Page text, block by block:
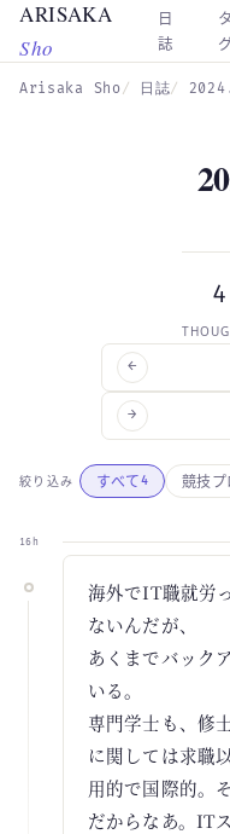
Skip to main content
ARISAKA
Sho
日
誌
タ
Arisaka Sho 日誌
←
4
→
絞り込み すべて4 競技
16h
海外でIT職就労
ないんだが、
あくまでバック
いる。
専門学士も、修
に関しては求職
用的で国際的。
だからなあ。IT